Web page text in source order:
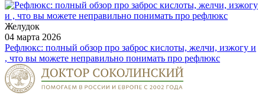
Желудок
04 марта 2026
Рефлюкс: полный обзор про заброс кислоты, желчи, изжогу и
, что вы можете неправильно понимать про рефлюкс